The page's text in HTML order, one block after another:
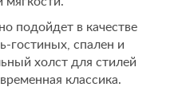
подойдет в качестве
гостиных, спален и
холст для стилей
классика.